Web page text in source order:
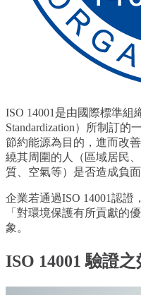
ISO 14001是由國際標準組
Standardization）所制訂的
節約能源為目的，進而改
繞其周圍的人（區域居民
質、空氣等）是否造成負面
企業若通過ISO 14001認
「對環境保護有所貢獻的
象。
ISO 14001 驗證之